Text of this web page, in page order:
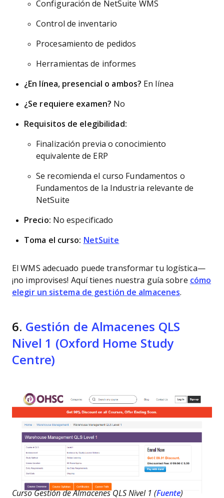
Configuración de NetSuite WMS
Control de inventario
Procesamiento de pedidos
Herramientas de informes
¿En línea, presencial o ambos? En línea
¿Se requiere examen? No
Requisitos de elegibilidad:
Finalización previa o conocimiento
equivalente de ERP
Se recomienda el curso Fundamentos o
Fundamentos de la Industria relevante de
NetSuite
Precio: No especificado
Toma el curso: NetSuite
El WMS adecuado puede transformar tu logística—
¡no improvises! Aquí tienes nuestra guía sobre cómo
elegir un sistema de gestión de almacenes.
6. Gestión de Almacenes QLS
Nivel 1 (Oxford Home Study
Centre)
Curso Gestión de Almacenes QLS Nivel 1 (Fuente)